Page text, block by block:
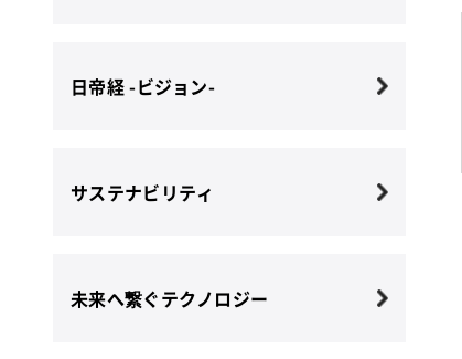
日帝経 -ビジョン-
サステナビリティ
未来へ繋ぐテクノロジー